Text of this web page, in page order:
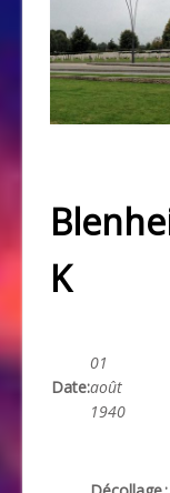
K
Date:
01
août
1940